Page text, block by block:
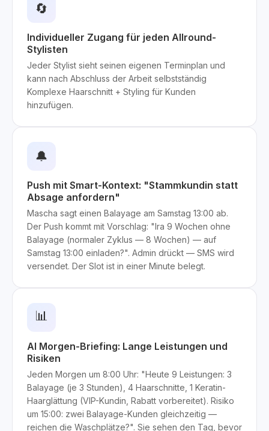
🔄
Individueller Zugang für jeden Allround-
Stylisten
Jeder Stylist sieht seinen eigenen Terminplan und
kann nach Abschluss der Arbeit selbstständig
Komplexe Haarschnitt + Styling für Kunden
hinzufügen.
🔔
Push mit Smart-Kontext: "Stammkundin statt
Absage anfordern"
Mascha sagt einen Balayage am Samstag 13:00 ab.
Der Push kommt mit Vorschlag: "Ira 9 Wochen ohne
Balayage (normaler Zyklus — 8 Wochen) — auf
Samstag 13:00 einladen?". Admin drückt — SMS wird
versendet. Der Slot ist in einer Minute belegt.
📊
AI Morgen-Briefing: Lange Leistungen und
Risiken
Jeden Morgen um 8:00 Uhr: "Heute 9 Leistungen: 3
Balayage (je 3 Stunden), 4 Haarschnitte, 1 Keratin-
Haarglättung (VIP-Kundin, Rabatt vorbereitet). Risiko
um 15:00: zwei Balayage-Kunden gleichzeitig —
reichen die Waschplätze?". Sie sehen den Tag, bevor